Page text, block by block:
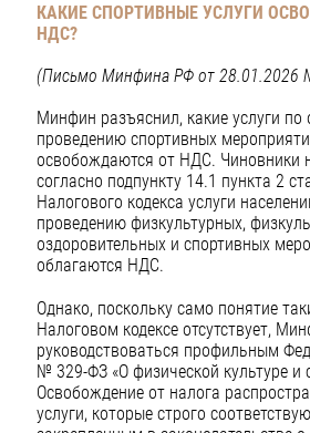
КАКИЕ СПОРТИВНЫЕ УСЛУГИ
НДС?
(Письмо Минфина РФ от 28.01.2026
Минфин разъяснил, какие услуги по
проведению спортивных
освобождаются от НДС. Чиновники
согласно подпункту 14.1 пункта 2
Налогового кодекса услуги
проведению физкультурных,
оздоровительных и спортивных
облагаются НДС.
Однако, поскольку само понятие
Налоговом кодексе отсутствует,
руководствоваться профильным
№ 329-ФЗ «О физической культуре и
Освобождение от налога
услуги, которые строго